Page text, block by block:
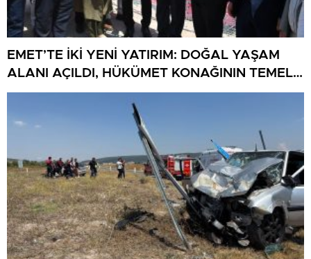
EMET’TE İKİ YENİ YATIRIM: DOĞAL YAŞAM
ALANI AÇILDI, HÜKÜMET KONAĞININ TEMELİ
ATILDI